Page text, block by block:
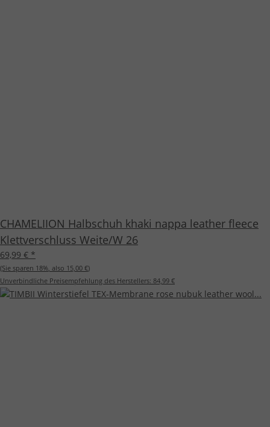
CHAMELIION Halbschuh khaki nappa leather fleece
Klettverschluss Weite/W 26
69,99 € *
(Sie sparen 18%, also 15,00 €)
Unverbindliche Preisempfehlung des Herstellers: 84,99 €